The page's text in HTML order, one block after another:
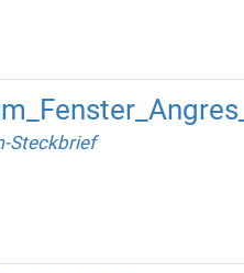
Steckbrief